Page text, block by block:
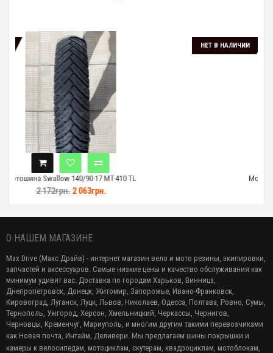
MT-410 TL Мотошина Swallow 140/60-17 MT-
О НАШЕМ МАГАЗИНЕ
Max Drive (Макс Драйв) - интернет магазин вело и мото резины, экипировки,
запчастей и аксессуаров. Самые низкие цены и качество обслуживания как
минимум удивят вас. Доставка по городам Харьков, Винница,
Днепропетровск, Донецк, Житомир, Запорожье, Ивано-Франковск,
Кировоград, Луганск, Луцк, Львов, Николаев, Одесса, Полтава, Ровно, Сумы,
Тернополь, Ужгород, Херсон, Хмельницкий, Черкассы, Чернигов,
Черновцы, Кременчуг, Мариуполь, и многим другим такими перевозчиками
как Новая почта, Интайм, Деливери. Мы предлагаем шины покрышки и
камеры к велосипедам, мотоциклам, скутерам, квадроциклам, мотоблокам,